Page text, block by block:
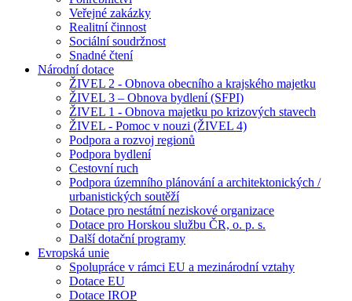
Veřejné zakázky
Realitní činnost
Sociální soudržnost
Snadné čtení
Národní dotace
ŽIVEL 2 - Obnova obecního a krajského majetku
ŽIVEL 3 – Obnova bydlení (SFPI)
ŽIVEL 1 - Obnova majetku po krizových stavech
ŽIVEL - Pomoc v nouzi (ŽIVEL 4)
Podpora a rozvoj regionů
Podpora bydlení
Cestovní ruch
Podpora územního plánování a architektonických /
urbanistických soutěží
Dotace pro nestátní neziskové organizace
Dotace pro Horskou službu ČR, o. p. s.
Další dotační programy
Evropská unie
Spolupráce v rámci EU a mezinárodní vztahy
Dotace EU
Dotace IROP